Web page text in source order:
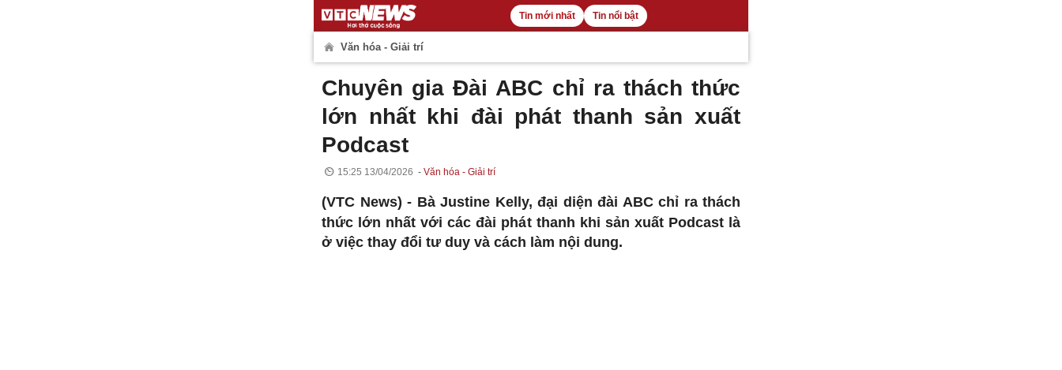
Tin mới nhất Tin nổi bật
Văn hóa - Giải trí
Chuyên gia Đài ABC chỉ ra thách thức
lớn nhất khi đài phát thanh sản xuất
Podcast
15:25 13/04/2026 Văn hóa - Giải trí
(VTC News) - Bà Justine Kelly, đại diện đài ABC chỉ ra thách
thức lớn nhất với các đài phát thanh khi sản xuất Podcast là
ở việc thay đổi tư duy và cách làm nội dung.